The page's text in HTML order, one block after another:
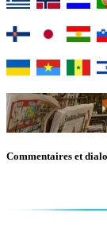
Commentaires et